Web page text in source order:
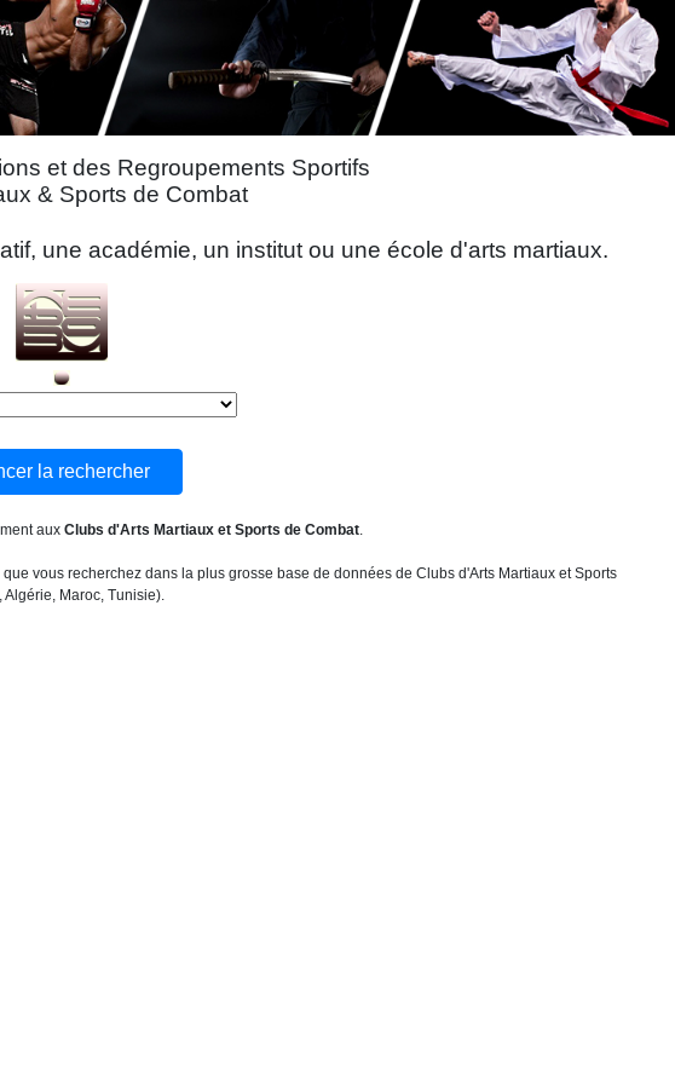
et des Regroupements Sportifs
& Sports de Combat
une académie, un institut ou une école d'arts martiaux.
aux Clubs d'Arts Martiaux et Sports de Combat.
vous recherchez dans la plus grosse base de données de Clubs d'Arts Martiaux et Sports
Maroc, Tunisie).